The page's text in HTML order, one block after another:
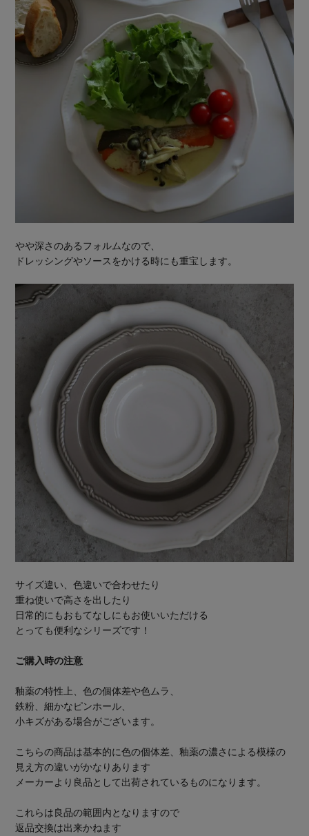
やや深さのあるフォルムなので、
ドレッシングやソースをかける時にも重宝します。
サイズ違い、色違いで合わせたり
重ね使いで高さを出したり
日常的にもおもてなしにもお使いいただける
とっても便利なシリーズです！
ご購入時の注意
釉薬の特性上、色の個体差や色ムラ、
鉄粉、細かなピンホール、
小キズがある場合がございます。
こちらの商品は基本的に色の個体差、釉薬の濃さによる模様の
見え方の違いがかなりあります
メーカーより良品として出荷されているものになります。
これらは良品の範囲内となりますので
返品交換は出来かねます